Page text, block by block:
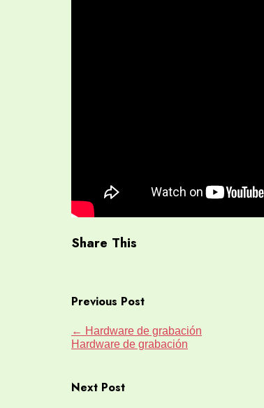
Share This
Previous Post
← Hardware de grabación
Hardware de grabación
Next Post